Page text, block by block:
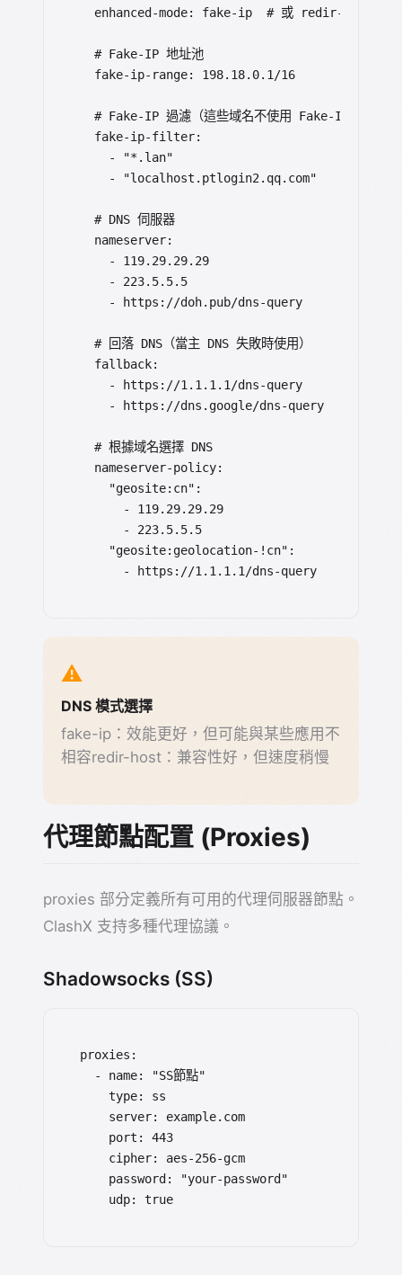
  enhanced-mode: fake-ip  # 或 redir-host
  # Fake-IP 地址池
  fake-ip-range: 198.18.0.1/16
  # Fake-IP 過濾（這些域名不使用 Fake-IP）
  fake-ip-filter:
    - "*.lan"
    - "localhost.ptlogin2.qq.com"
  # DNS 伺服器
  nameserver:
    - 119.29.29.29
    - 223.5.5.5
    - https://doh.pub/dns-query
  # 回落 DNS（當主 DNS 失敗時使用）
  fallback:
    - https://1.1.1.1/dns-query
    - https://dns.google/dns-query
  # 根據域名選擇 DNS
  nameserver-policy:
    "geosite:cn":
      - 119.29.29.29
      - 223.5.5.5
    "geosite:geolocation-!cn":
      - https://1.1.1.1/dns-query
⚠️
DNS 模式選擇
fake-ip：效能更好，但可能與某些應用不
相容redir-host：兼容性好，但速度稍慢
代理節點配置 (Proxies)
proxies 部分定義所有可用的代理伺服器節點。
ClashX 支持多種代理協議。
Shadowsocks (SS)
proxies:
  - name: "SS節點"
    type: ss
    server: example.com
    port: 443
    cipher: aes-256-gcm
    password: "your-password"
    udp: true